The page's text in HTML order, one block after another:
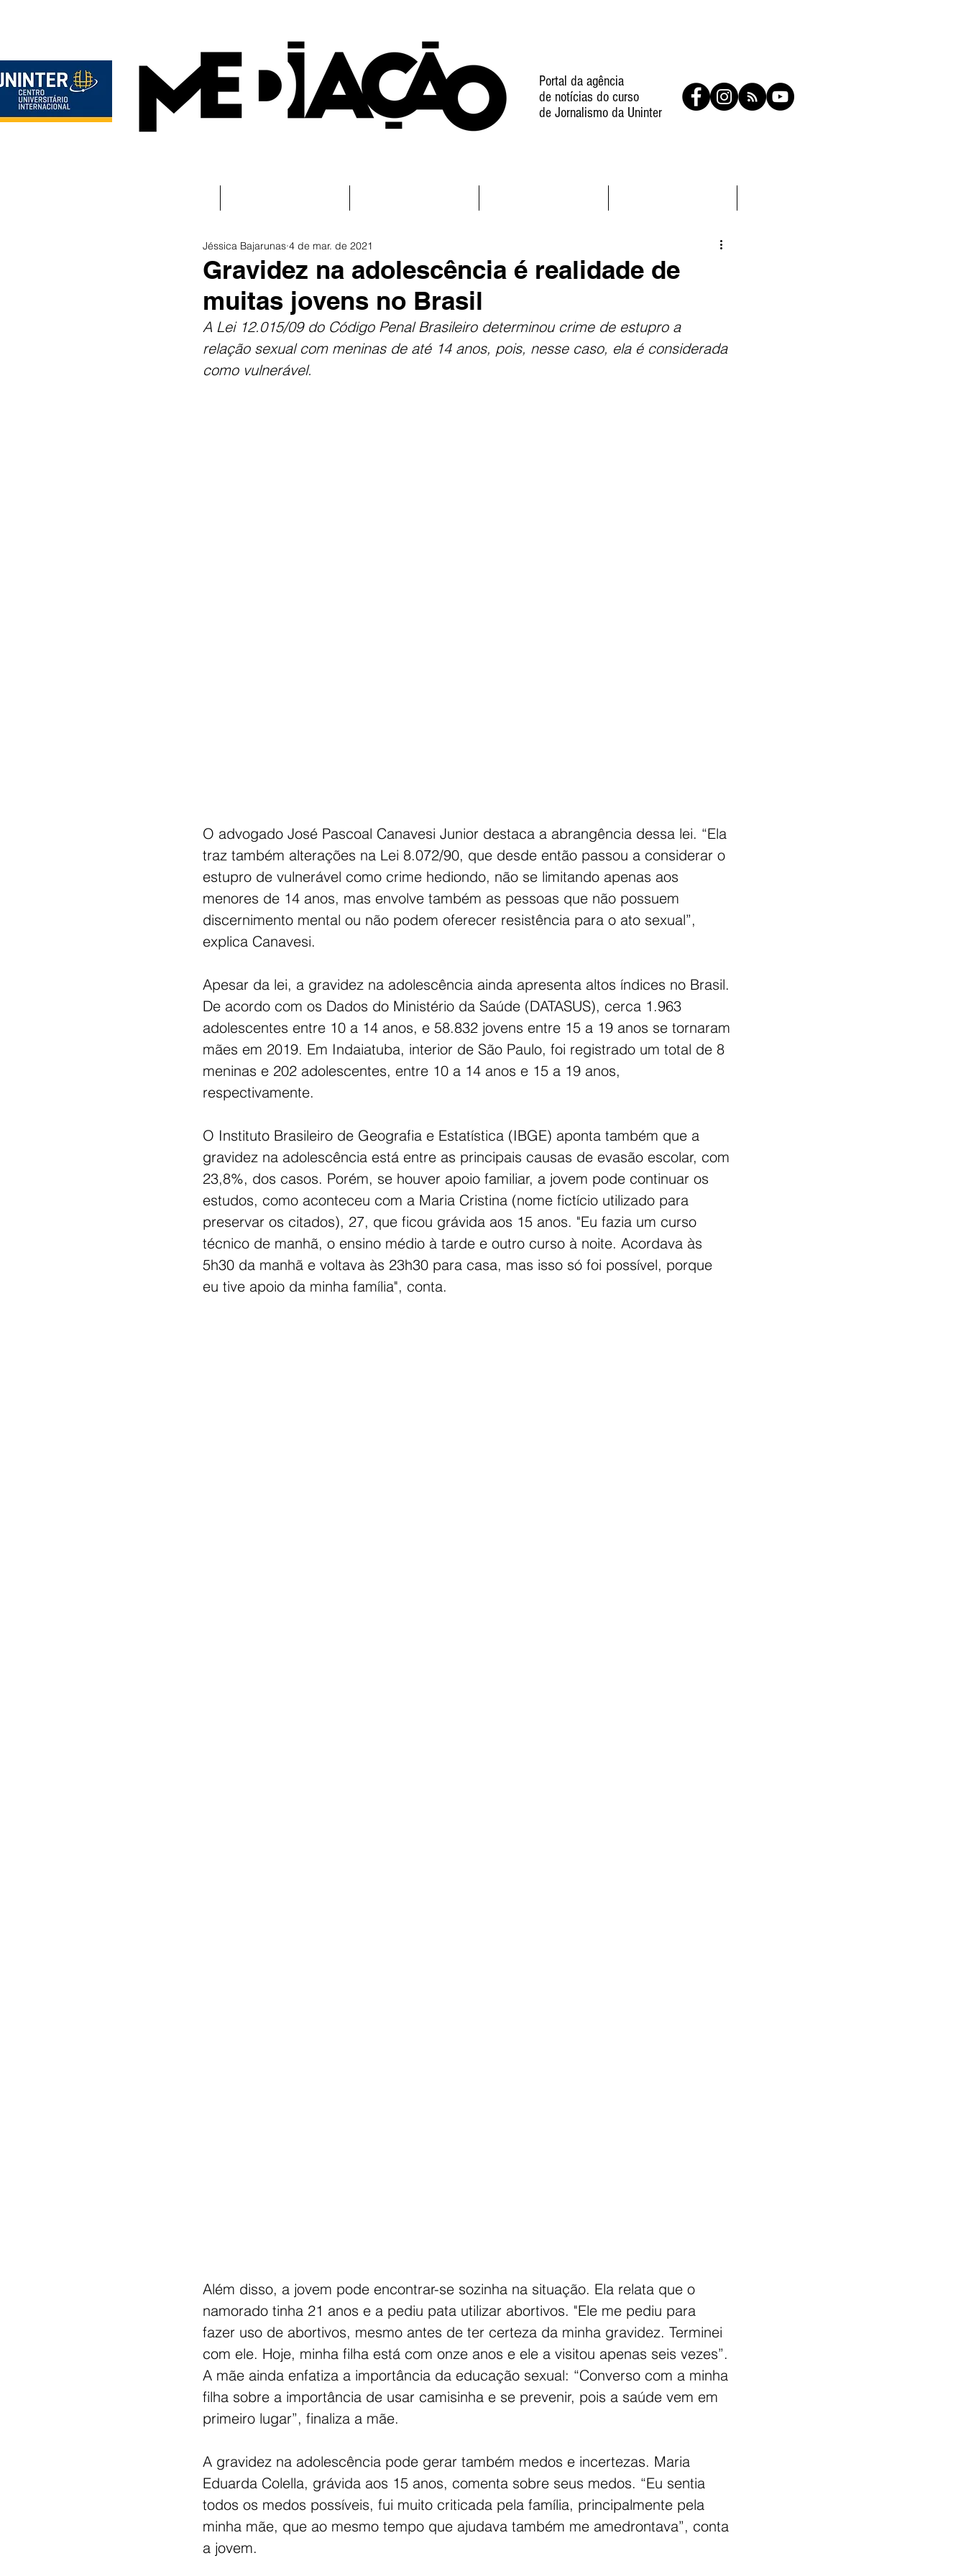
Portal da agência
de notícias do curso
de Jornalismo da Uninter
Gravidez na adolescência é realidade de
muitas jovens no Brasil
Jéssica Bajarunas 4 de mar. de 2021
A Lei 12.015/09 do Código Penal Brasileiro determinou crime de estupro a
relação sexual com meninas de até 14 anos, pois, nesse caso, ela é considerada
como vulnerável.
O advogado José Pascoal Canavesi Junior destaca a abrangência dessa lei. “Ela
traz também alterações na Lei 8.072/90, que desde então passou a considerar o
estupro de vulnerável como crime hediondo, não se limitando apenas aos
menores de 14 anos, mas envolve também as pessoas que não possuem
discernimento mental ou não podem oferecer resistência para o ato sexual”,
explica Canavesi.
Apesar da lei, a gravidez na adolescência ainda apresenta altos índices no Brasil.
De acordo com os Dados do Ministério da Saúde (DATASUS), cerca 1.963
adolescentes entre 10 a 14 anos, e 58.832 jovens entre 15 a 19 anos se tornaram
mães em 2019. Em Indaiatuba, interior de São Paulo, foi registrado um total de 8
meninas e 202 adolescentes, entre 10 a 14 anos e 15 a 19 anos,
respectivamente.
O Instituto Brasileiro de Geografia e Estatística (IBGE) aponta também que a
gravidez na adolescência está entre as principais causas de evasão escolar, com
23,8%, dos casos. Porém, se houver apoio familiar, a jovem pode continuar os
estudos, como aconteceu com a Maria Cristina (nome fictício utilizado para
preservar os citados), 27, que ficou grávida aos 15 anos. "Eu fazia um curso
técnico de manhã, o ensino médio à tarde e outro curso à noite. Acordava às
5h30 da manhã e voltava às 23h30 para casa, mas isso só foi possível, porque
eu tive apoio da minha família", conta.
Além disso, a jovem pode encontrar-se sozinha na situação. Ela relata que o
namorado tinha 21 anos e a pediu pata utilizar abortivos. "Ele me pediu para
fazer uso de abortivos, mesmo antes de ter certeza da minha gravidez. Terminei
com ele. Hoje, minha filha está com onze anos e ele a visitou apenas seis vezes”.
A mãe ainda enfatiza a importância da educação sexual: “Converso com a minha
filha sobre a importância de usar camisinha e se prevenir, pois a saúde vem em
primeiro lugar”, finaliza a mãe.
A gravidez na adolescência pode gerar também medos e incertezas. Maria
Eduarda Colella, grávida aos 15 anos, comenta sobre seus medos. “Eu sentia
todos os medos possíveis, fui muito criticada pela família, principalmente pela
minha mãe, que ao mesmo tempo que ajudava também me amedrontava”, conta
a jovem.